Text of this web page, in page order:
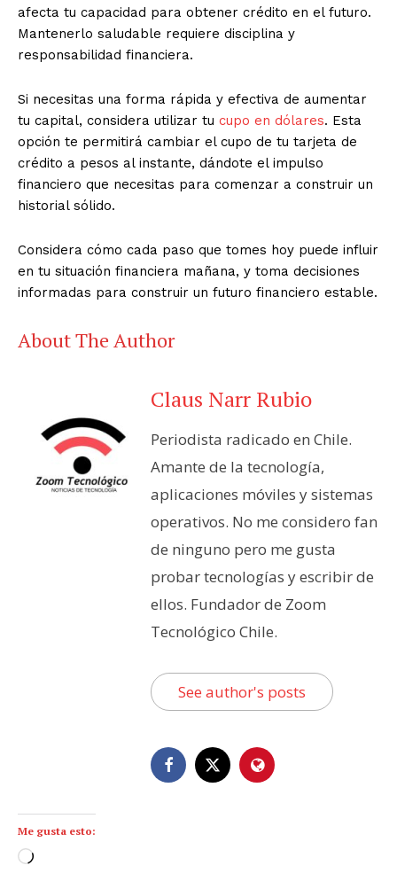
afecta tu capacidad para obtener crédito en el futuro.
Mantenerlo saludable requiere disciplina y
responsabilidad financiera.
Si necesitas una forma rápida y efectiva de aumentar
tu capital, considera utilizar tu cupo en dólares. Esta
opción te permitirá cambiar el cupo de tu tarjeta de
crédito a pesos al instante, dándote el impulso
financiero que necesitas para comenzar a construir un
historial sólido.
Considera cómo cada paso que tomes hoy puede influir
en tu situación financiera mañana, y toma decisiones
informadas para construir un futuro financiero estable.
About The Author
Claus Narr Rubio
Periodista radicado en Chile.
Amante de la tecnología,
aplicaciones móviles y sistemas
operativos. No me considero fan
de ninguno pero me gusta
probar tecnologías y escribir de
ellos. Fundador de Zoom
Tecnológico Chile.
See author's posts
Me gusta esto:
C